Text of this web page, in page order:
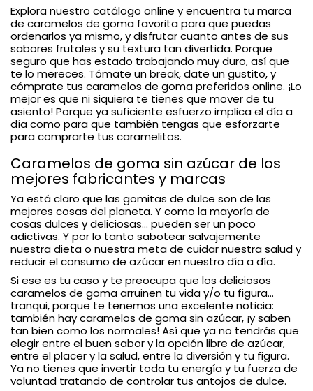
Explora nuestro catálogo online y encuentra tu marca
de caramelos de goma favorita para que puedas
ordenarlos ya mismo, y disfrutar cuanto antes de sus
sabores frutales y su textura tan divertida. Porque
seguro que has estado trabajando muy duro, así que
te lo mereces. Tómate un break, date un gustito, y
cómprate tus caramelos de goma preferidos online. ¡Lo
mejor es que ni siquiera te tienes que mover de tu
asiento! Porque ya suficiente esfuerzo implica el día a
día como para que también tengas que esforzarte
para comprarte tus caramelitos.
Caramelos de goma sin azúcar de los
mejores fabricantes y marcas
Ya está claro que las gomitas de dulce son de las
mejores cosas del planeta. Y como la mayoría de
cosas dulces y deliciosas... pueden ser un poco
adictivas. Y por lo tanto sabotear salvajemente
nuestra dieta o nuestra meta de cuidar nuestra salud y
reducir el consumo de azúcar en nuestro día a día.
Si ese es tu caso y te preocupa que los deliciosos
caramelos de goma arruinen tu vida y/o tu figura...
tranqui, porque te tenemos una excelente noticia:
también hay caramelos de goma sin azúcar, ¡y saben
tan bien como los normales! Así que ya no tendrás que
elegir entre el buen sabor y la opción libre de azúcar,
entre el placer y la salud, entre la diversión y tu figura.
Ya no tienes que invertir toda tu energía y tu fuerza de
voluntad tratando de controlar tus antojos de dulce.